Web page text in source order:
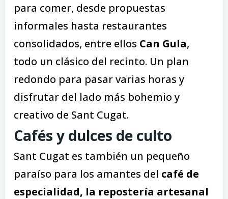
para comer, desde propuestas
informales hasta restaurantes
consolidados, entre ellos Can Gula,
todo un clásico del recinto. Un plan
redondo para pasar varias horas y
disfrutar del lado más bohemio y
creativo de Sant Cugat.
Cafés y dulces de culto
Sant Cugat es también un pequeño
paraíso para los amantes del café de
especialidad, la repostería artesanal